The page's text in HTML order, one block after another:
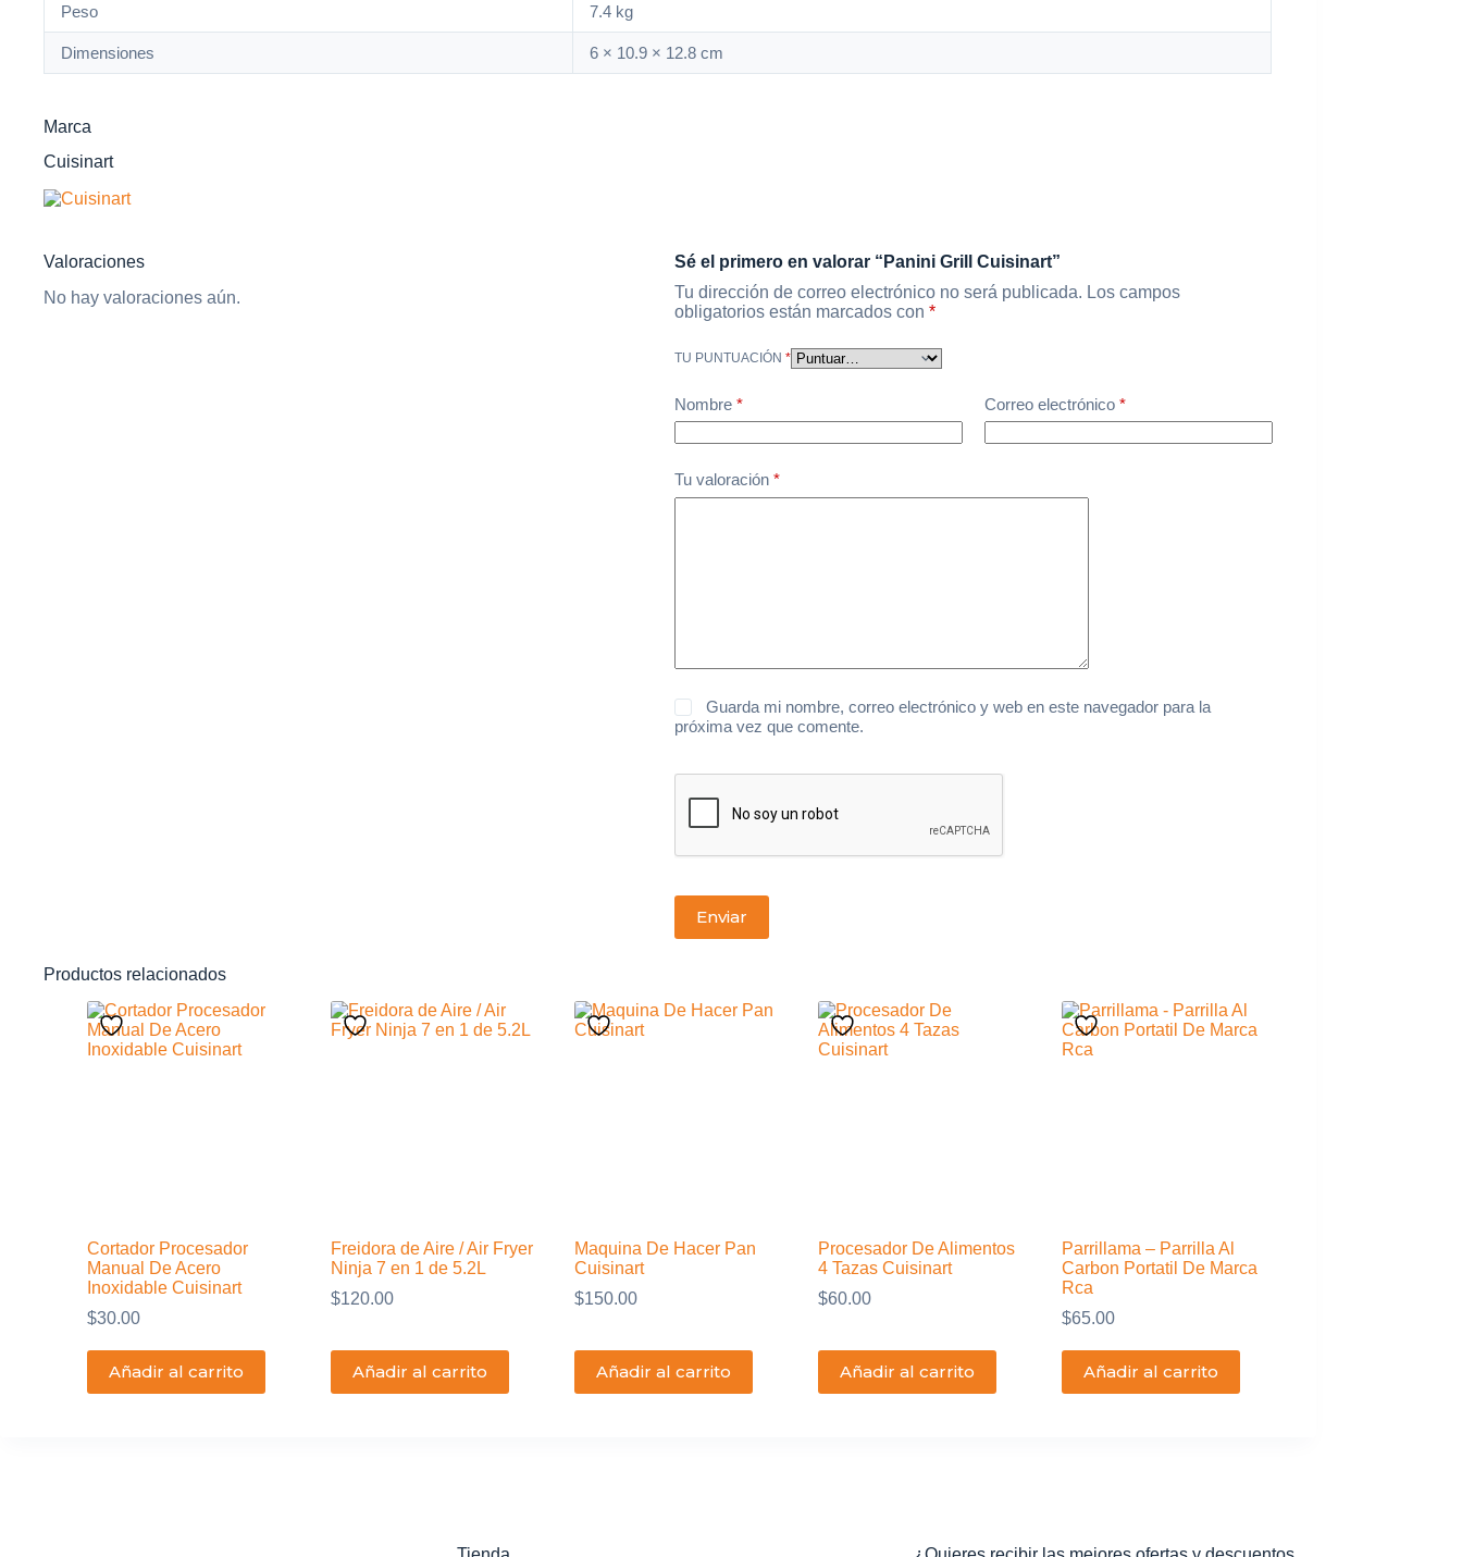
Peso 7.4 kg
Dimensiones 6 × 10.9 × 12.8 cm
Marca
Cuisinart
Valoraciones
No hay valoraciones aún.
Sé el primero en valorar “Panini Grill Cuisinart”
Tu dirección de correo electrónico no será publicada. Los campos
obligatorios están marcados con *
TU PUNTUACIÓN *
Nombre* Correo electrónico*
Tu valoración *
Guarda mi nombre, correo electrónico y web en este navegador para la
próxima vez que comente.
Enviar
Productos relacionados
Cortador Procesador
Manual De Acero
Inoxidable Cuisinart
$30.00
Añadir al carrito
Freidora de Aire / Air Fryer
Ninja 7 en 1 de 5.2L
$120.00
Añadir al carrito
Maquina De Hacer Pan
Cuisinart
$150.00
Añadir al carrito
Procesador De Alimentos
4 Tazas Cuisinart
$60.00
Añadir al carrito
Parrillama – Parrilla Al
Carbon Portatil De Marca
Rca
$65.00
Añadir al carrito